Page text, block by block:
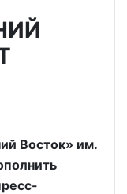
Восток» им.